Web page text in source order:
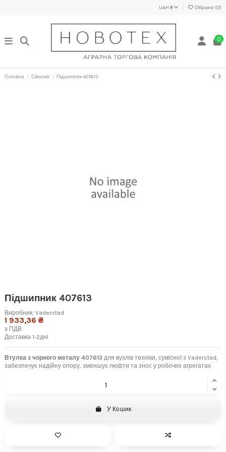
UAH ₴ Обране (0)
0
Головна Сівалки Підшипник 407613
Підшипник 407613
Виробник: Vaderstad
1 933,36 ₴
з ПДВ
Доставка 1-2дні
Втулка з чорного металу 407613 для вузлів техніки, сумісної з Vaderstad,
забезпечує надійну опору, зменшує люфти та знос у робочих агрегатах.
У Кошик